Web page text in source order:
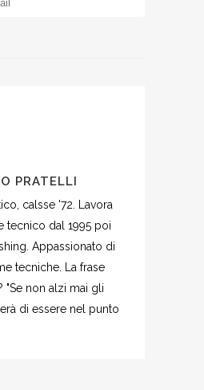
PRATELLI
calsse '72. Lavora
tecnico dal 1995 poi
Appassionato di
tecniche. La frase
"Se non alzi mai gli
di essere nel punto